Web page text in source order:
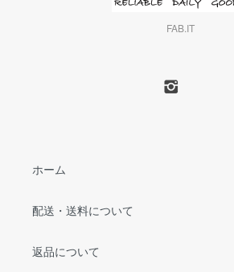
FAB.IT
ホーム
配送・送料について
返品について